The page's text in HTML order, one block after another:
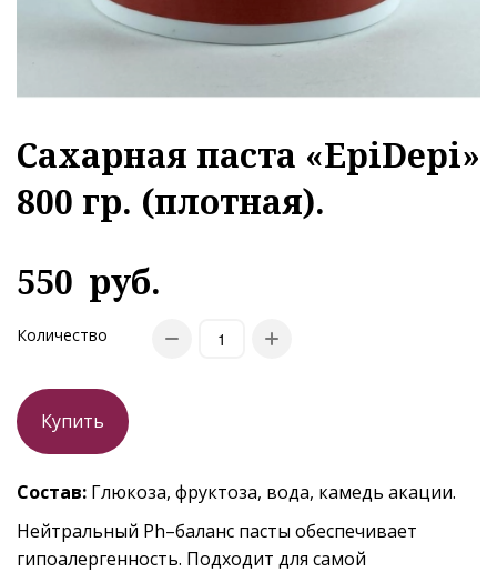
Сахарная паста «EpiDepi»
800 гр. (плотная).
550 руб.
Количество
Купить
Состав: Глюкоза, фруктоза, вода, камедь акации.
Нейтральный Ph–баланс пасты обеспечивает
гипоалергенность. Подходит для самой